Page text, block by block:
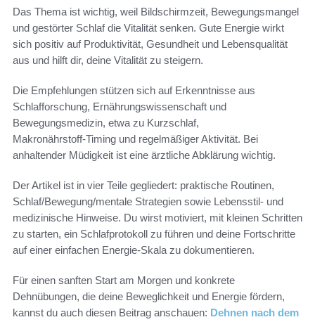
Das Thema ist wichtig, weil Bildschirmzeit, Bewegungsmangel
und gestörter Schlaf die Vitalität senken. Gute Energie wirkt
sich positiv auf Produktivität, Gesundheit und Lebensqualität
aus und hilft dir, deine Vitalität zu steigern.
Die Empfehlungen stützen sich auf Erkenntnisse aus
Schlafforschung, Ernährungswissenschaft und
Bewegungsmedizin, etwa zu Kurzschlaf,
Makronährstoff‑Timing und regelmäßiger Aktivität. Bei
anhaltender Müdigkeit ist eine ärztliche Abklärung wichtig.
Der Artikel ist in vier Teile gegliedert: praktische Routinen,
Schlaf/Bewegung/mentale Strategien sowie Lebensstil‑ und
medizinische Hinweise. Du wirst motiviert, mit kleinen Schritten
zu starten, ein Schlafprotokoll zu führen und deine Fortschritte
auf einer einfachen Energie‑Skala zu dokumentieren.
Für einen sanften Start am Morgen und konkrete
Dehnübungen, die deine Beweglichkeit und Energie fördern,
kannst du auch diesen Beitrag anschauen: Dehnen nach dem